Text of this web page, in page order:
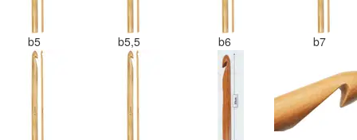
b5 b5,5 b6 b7